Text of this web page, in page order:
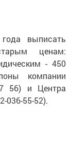
выписать
ценам:
- 450
компании
56) и Центра
036-55-52).